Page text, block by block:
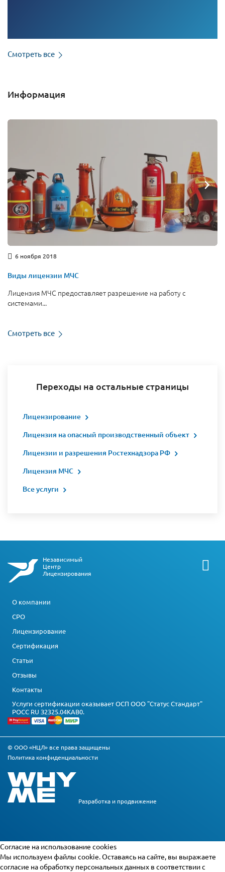
Смотреть все
Информация
6 ноября 2018
Виды лицензии МЧС
Лицензия МЧС предоставляет разрешение на работу с
системами...
Смотреть все
Переходы на остальные страницы
Лицензирование
Лицензия на опасный производственный объект
Лицензии и разрешения Ростехнадзора РФ
Лицензия МЧС
Все услуги
Независимый
Центр
Лицензирования
О компании
СРО
Лицензирование
Сертификация
Статьи
Отзывы
Контакты
Услуги сертификации оказывает ОСП ООО "Статус Стандарт"
РОСС RU З2325.04КАВ0.
© ООО «НЦЛ» все права защищены
Политика конфиденциальности
Разработка и продвижение
Cогласие на использование cookies
Мы используем файлы cookie. Оставаясь на сайте, вы выражаете
согласие на обработку персональных данных в соответствии с